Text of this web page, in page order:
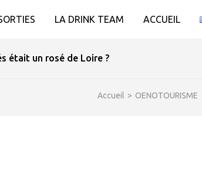
LA DRINK TEAM ACCUEIL
était un rosé de Loire ?
Accueil > OENOTOURISME